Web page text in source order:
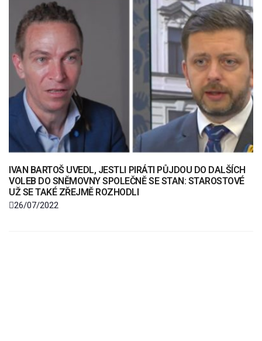
IVAN BARTOŠ UVEDL, JESTLI PIRÁTI PŮJDOU DO DALŠÍCH
VOLEB DO SNĚMOVNY SPOLEČNĚ SE STAN: STAROSTOVÉ
UŽ SE TAKÉ ZŘEJMĚ ROZHODLI
26/07/2022